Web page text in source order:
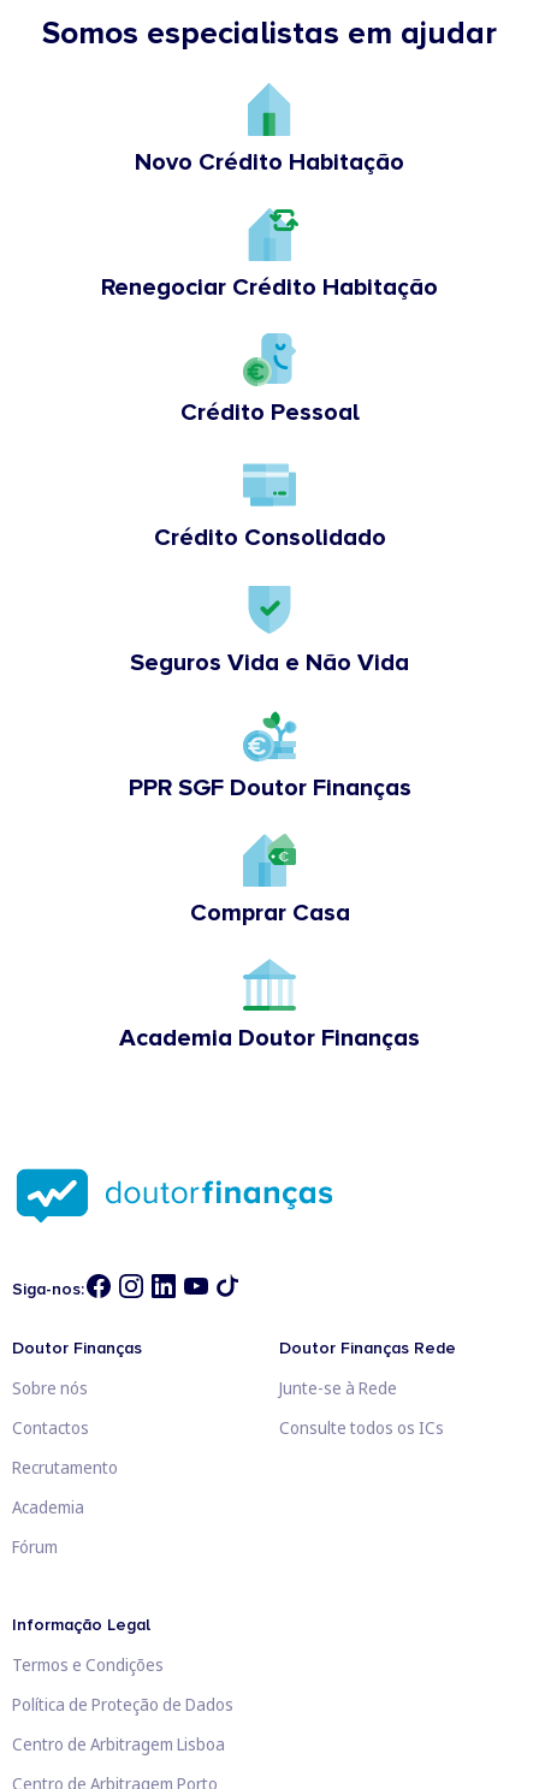
Somos especialistas em ajudar
Novo Crédito Habitação
Renegociar Crédito Habitação
Crédito Pessoal
Crédito Consolidado
Seguros Vida e Não Vida
PPR SGF Doutor Finanças
Comprar Casa
Academia Doutor Finanças
Siga-nos:
Doutor Finanças
Sobre nós
Contactos
Recrutamento
Academia
Fórum
Doutor Finanças Rede
Junte-se à Rede
Consulte todos os ICs
Informação Legal
Termos e Condições
Política de Proteção de Dados
Centro de Arbitragem Lisboa
Centro de Arbitragem Porto